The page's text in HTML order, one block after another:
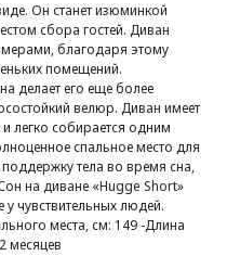
Он станет изюминкой
сбора гостей. Диван
благодаря этому
помещений.
делает его еще более
велюр. Диван имеет
легко собирается одним
спальное место для
тела во время сна,
на диване «Hugge Short»
чувствительных людей.
места, см: 149 -Длина
месяцев